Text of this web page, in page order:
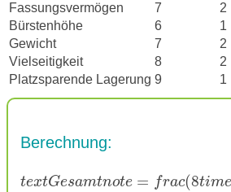
Fassungsvermögen
7
2
Bürstenhöhe
6
1
Gewicht
7
2
Vielseitigkeit
8
2
Platzsparende Lagerung 9 1
Berechnung:
textGesamtnote = frac(8time